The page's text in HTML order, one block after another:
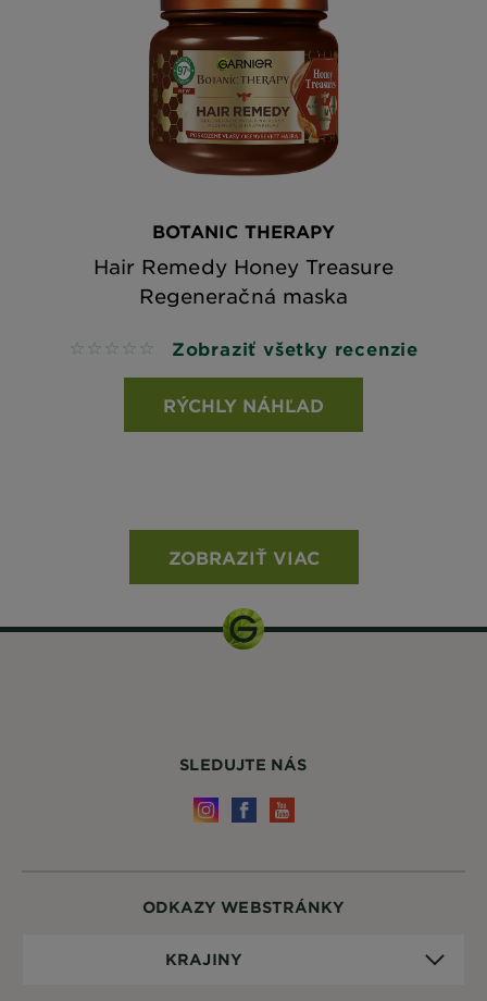
BOTANIC THERAPY
Hair Remedy Honey Treasure
Regeneračná maska
No reviews Zobraziť všetky recenzie
RÝCHLY NÁHĽAD
ZOBRAZIŤ VIAC
ODKAZY WEBSTRÁNKY
KRAJINY
SLEDUJTE NÁS